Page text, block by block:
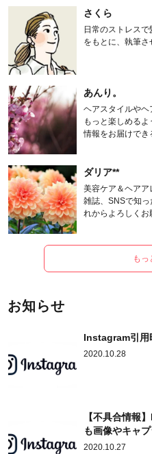
さくら
日常のストレス
をもとに、執筆さ
あんり。
ヘアスタイルやヘ
もっと楽しめる
情報をお届けでき
ダリア**
美容ケア＆ヘア
雑誌、SNSで知
れからよろしく
もっ
お知らせ
Instagram引用
2020.10.28
【不具合情報
も画像やキャ
2020.10.27